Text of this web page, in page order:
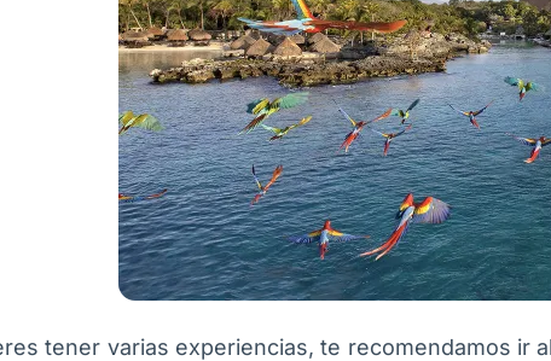
tener varias experiencias, te recomendamos ir